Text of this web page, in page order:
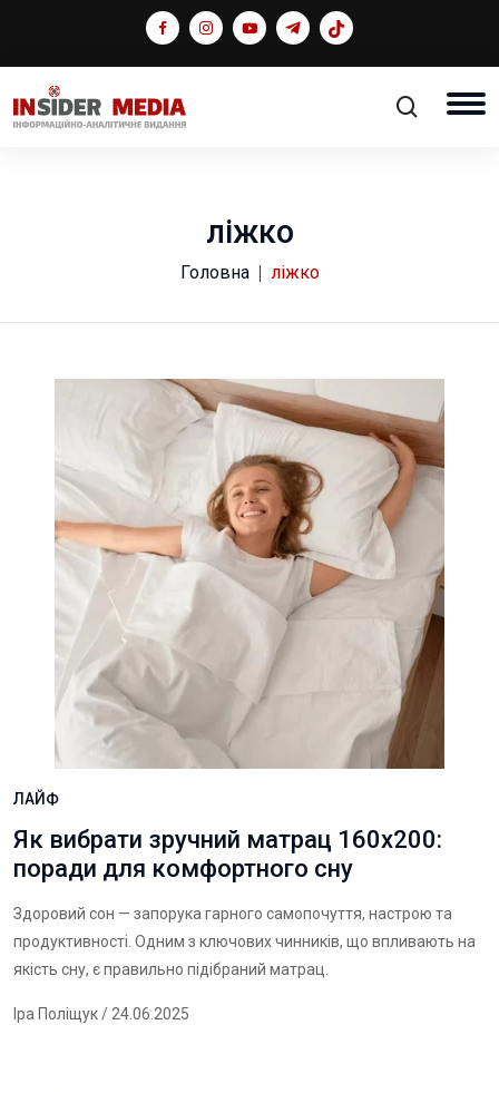
ліжко
Головна ліжко
ЛАЙФ
Як вибрати зручний матрац 160х200:
поради для комфортного сну
Здоровий сон — запорука гарного самопочуття, настрою та
продуктивності. Одним з ключових чинників, що впливають на
якість сну, є правильно підібраний матрац.
Іра Поліщук/ 24.06.2025